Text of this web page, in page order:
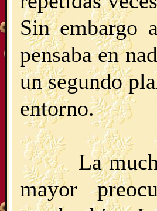
Sin embargo
pensaba en
un segundo
entorno.
La
mayor